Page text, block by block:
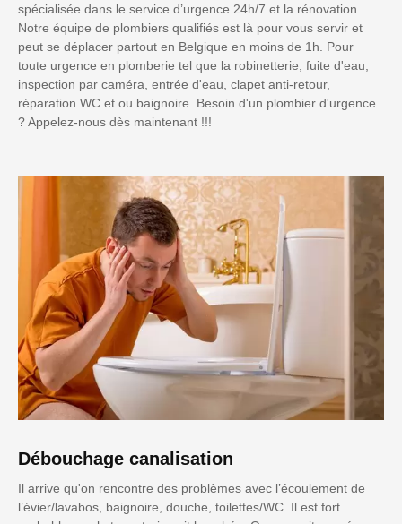
spécialisée dans le service d’urgence 24h/7 et la rénovation.
Notre équipe de plombiers qualifiés est là pour vous servir et
peut se déplacer partout en Belgique en moins de 1h. Pour
toute urgence en plomberie tel que la robinetterie, fuite d'eau,
inspection par caméra, entrée d'eau, clapet anti-retour,
réparation WC et ou baignoire. Besoin d'un plombier d'urgence
? Appelez-nous dès maintenant !!!
Débouchage canalisation
Il arrive qu'on rencontre des problèmes avec l’écoulement de
l’évier/lavabos, baignoire, douche, toilettes/WC. Il est fort